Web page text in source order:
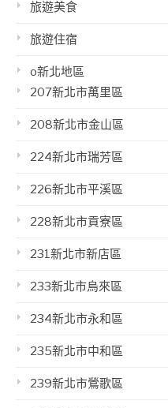
旅遊美食
旅遊住宿
o新北地區
207新北市萬里區
208新北市金山區
224新北市瑞芳區
226新北市平溪區
228新北市貢寮區
231新北市新店區
233新北市烏來區
234新北市永和區
235新北市中和區
239新北市鶯歌區